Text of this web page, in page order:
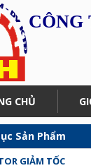
CHỦ
Sản Phẩm
GIẢM TỐC